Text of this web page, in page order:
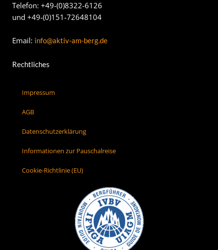
Telefon: +49-(0)8322-6126
und +49-(0)151-72648104
Email: info@aktiv-am-berg.de
Rechtliches
Impressum
AGB
Datenschutzerklärung
Informationen zur Pauschalreise
Cookie-Richtlinie (EU)